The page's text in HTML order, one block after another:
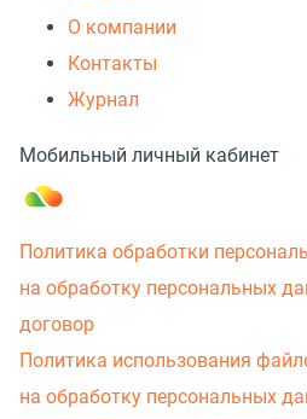
О компании
Контакты
Журнал
Мобильный личный кабинет
Политика обработки
на обработку персональных
договор
Политика использования
на обработку персональных